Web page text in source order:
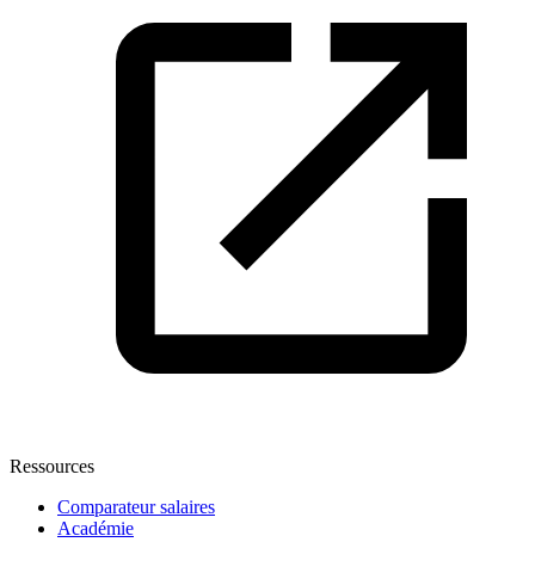
Ressources
Comparateur salaires
Académie